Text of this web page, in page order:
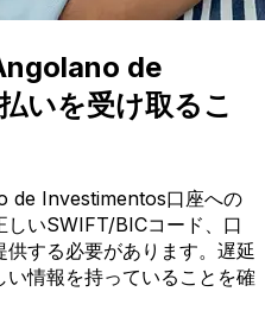
de
いを受け取るこ
de Investimentos口座への
しいSWIFT/BICコード、口
する必要があります。遅延
情報を持っていることを確